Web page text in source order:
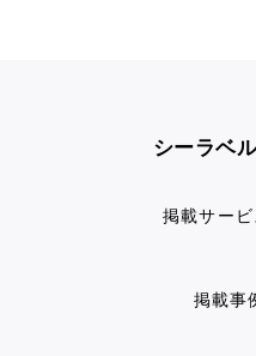
シーラベ
掲載サービ
掲載事